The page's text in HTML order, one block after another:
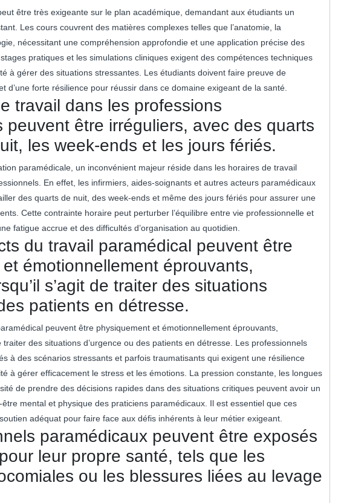
être très exigeante sur le plan académique, demandant aux étudiants un
Les cours couvrent des matières complexes telles que l’anatomie, la
nécessitant une compréhension approfondie et une application précise des
pratiques et les simulations cliniques exigent des compétences techniques
à gérer des situations stressantes. Les étudiants doivent faire preuve de
d’une forte résilience pour réussir dans ce domaine exigeant de la santé.
travail dans les professions
peuvent être irréguliers, avec des quarts
les week-ends et les jours fériés.
paramédicale, un inconvénient majeur réside dans les horaires de travail
En effet, les infirmiers, aides-soignants et autres acteurs paramédicaux
des quarts de nuit, des week-ends et même des jours fériés pour assurer une
Cette contrainte horaire peut perturber l’équilibre entre vie professionnelle et
fatigue accrue et des difficultés d’organisation au quotidien.
du travail paramédical peuvent être
émotionnellement éprouvants,
s’agit de traiter des situations
patients en détresse.
peuvent être physiquement et émotionnellement éprouvants,
traiter des situations d’urgence ou des patients en détresse. Les professionnels
à des scénarios stressants et parfois traumatisants qui exigent une résilience
à gérer efficacement le stress et les émotions. La pression constante, les longues
de prendre des décisions rapides dans des situations critiques peuvent avoir un
mental et physique des praticiens paramédicaux. Il est essentiel que ces
adéquat pour faire face aux défis inhérents à leur métier exigeant.
paramédicaux peuvent être exposés
leur propre santé, tels que les
ou les blessures liées au levage